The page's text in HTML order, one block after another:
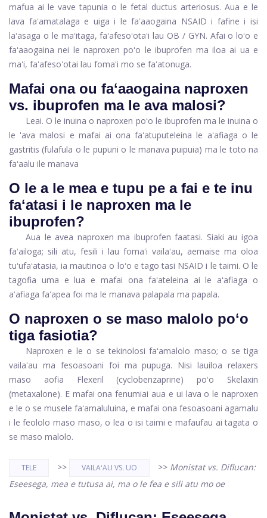
mafua ai le vave tapunia o le fetal ductus arteriosus. Aua e le
lava faʻamatalaga e uiga i le faʻaaogaina NSAID i fafine i isi
laʻasaga o le maʻitaga, faʻafesoʻotaʻi lau OB / GYN. Afai o loʻo e
faʻaaogaina nei le naproxen poʻo le ibuprofen ma iloa ai ua e
maʻi, faʻafesoʻotai lau fomaʻi mo se faʻatonuga.
Mafai ona ou faʻaaogaina naproxen
vs. ibuprofen ma le ava malosi?
Leai. O le inuina o naproxen poʻo le ibuprofen ma le inuina o
le 'ava malosi e mafai ai ona faʻatuputeleina le aʻafiaga o le
gastritis (fulafula o le pupuni o le manava puipuia) ma le toto na
faʻaalu ile manava
O le a le mea e tupu pe a fai e te inu
faʻatasi i le naproxen ma le
ibuprofen?
Aua le avea naproxen ma ibuprofen faatasi. Siaki au igoa
faʻailoga; sili atu, fesili i lau fomaʻi vailaʻau, aemaise ma oloa
tuʻufaʻatasia, ia mautinoa o loʻo e tago tasi NSAID i le taimi. O le
tagofia uma e lua e mafai ona faʻateleina ai le aʻafiaga o
aʻafiaga faʻapea foi ma le manava palapala ma papala.
O naproxen o se maso malolo poʻo
tiga fasiotia?
Naproxen e le o se tekinolosi faʻamalolo maso; o se tiga
vailaʻau ma fesoasoani foi ma pupuga. Nisi lauiloa relaxers
maso aofia Flexeril (cyclobenzaprine) poʻo Skelaxin
(metaxalone). E mafai ona fenumiai aua e ui lava o le naproxen
e le o se musele faʻamaluluina, e mafai ona fesoasoani agamalu
i le feololo maso maso, o lea o isi taimi e mafaufau ai tagata o
se maso malolo.
TELE >> VAILAʻAU VS. UO >> Monistat vs. Diflucan:
Eseesega, mea e tutusa ai, ma o le fea e sili atu mo oe